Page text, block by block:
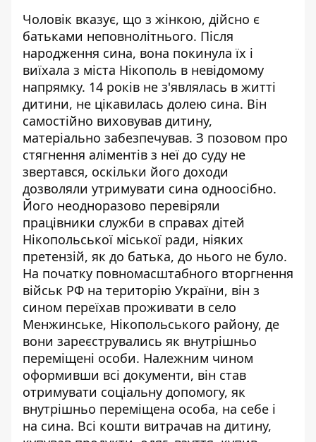
Чоловік вказує, що з жінкою, дійсно є
батьками неповнолітнього. Після
народження сина, вона покинула їх і
виїхала з міста Нікополь в невідомому
напрямку. 14 років не з'являлась в житті
дитини, не цікавилась долею сина. Він
самостійно виховував дитину,
матеріально забезпечував. З позовом про
стягнення аліментів з неї до суду не
звертався, оскільки його доходи
дозволяли утримувати сина одноосібно.
Його неодноразово перевіряли
працівники служби в справах дітей
Нікопольської міської ради, ніяких
претензій, як до батька, до нього не було.
На початку повномасштабного вторгнення
військ РФ на територію України, він з
сином переїхав проживати в село
Менжинське, Нікопольського району, де
вони зареєструвались як внутрішньо
переміщені особи. Належним чином
оформивши всі документи, він став
отримувати соціальну допомогу, як
внутрішньо переміщена особа, на себе і
на сина. Всі кошти витрачав на дитину,